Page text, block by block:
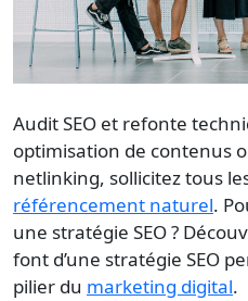
Audit SEO et refonte
optimisation de contenus
netlinking, sollicitez tous
référencement naturel.
une stratégie SEO ?
font d’une stratégie SEO
pilier du marketing digital.